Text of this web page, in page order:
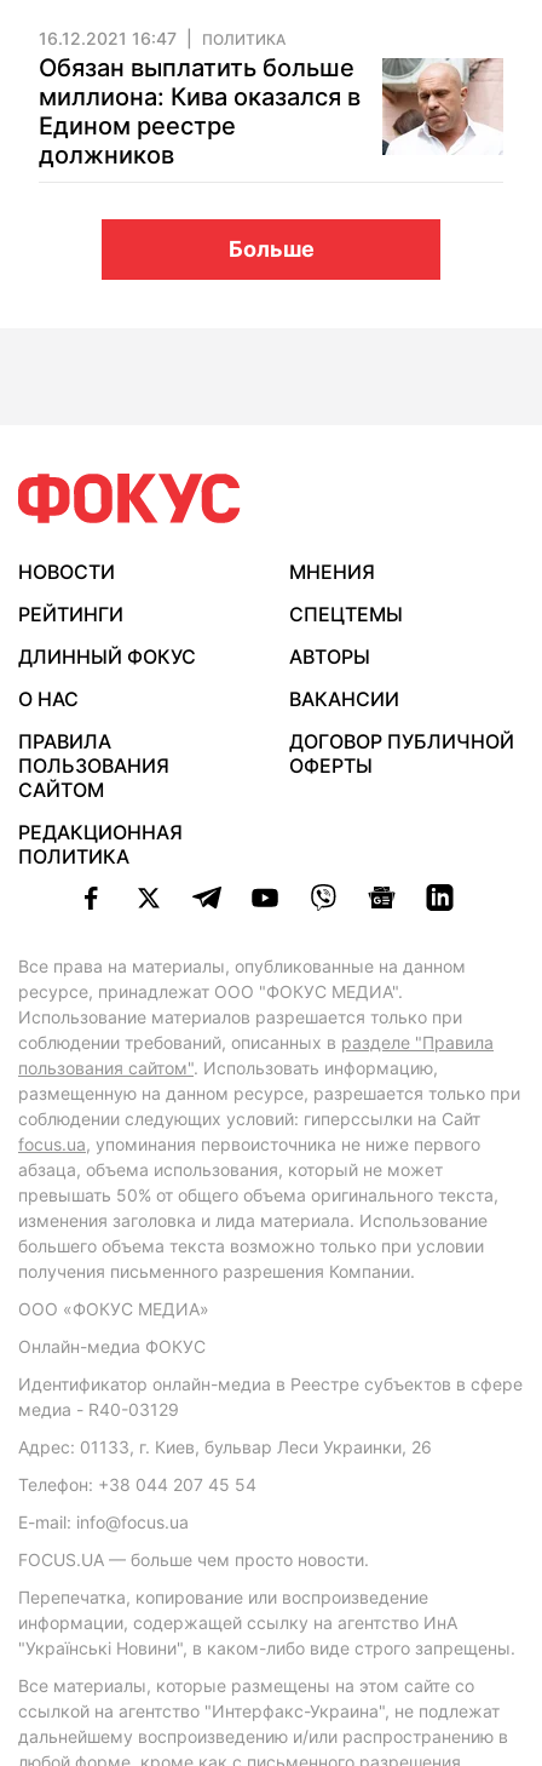
16.12.2021 16:47 ПОЛИТИКА
Обязан выплатить больше
миллиона: Кива оказался в
Едином реестре
должников
Больше
НОВОСТИ
МНЕНИЯ
РЕЙТИНГИ
СПЕЦТЕМЫ
ДЛИННЫЙ ФОКУС
АВТОРЫ
О НАС
ВАКАНСИИ
ПРАВИЛА
ПОЛЬЗОВАНИЯ
САЙТОМ
ДОГОВОР ПУБЛИЧНОЙ
ОФЕРТЫ
РЕДАКЦИОННАЯ
ПОЛИТИКА
Все права на материалы, опубликованные на данном
ресурсе, принадлежат ООО "ФОКУС МЕДИА".
Использование материалов разрешается только при
соблюдении требований, описанных в разделе "Правила
пользования сайтом". Использовать информацию,
размещенную на данном ресурсе, разрешается только при
соблюдении следующих условий: гиперссылки на Сайт
focus.ua, упоминания первоисточника не ниже первого
абзаца, объема использования, который не может
превышать 50% от общего объема оригинального текста,
изменения заголовка и лида материала. Использование
большего объема текста возможно только при условии
получения письменного разрешения Компании.
ООО «ФОКУС МЕДИА»
Онлайн-медиа ФОКУС
Идентификатор онлайн-медиа в Реестре субъектов в сфере
медиа - R40-03129
Адрес: 01133, г. Киев, бульвар Леси Украинки, 26
Телефон: +38 044 207 45 54
E-mail: info@focus.ua
FOCUS.UA — больше чем просто новости.
Перепечатка, копирование или воспроизведение
информации, содержащей ссылку на агентство ИнА
"Українські Новини", в каком-либо виде строго запрещены.
Все материалы, которые размещены на этом сайте со
ссылкой на агентство "Интерфакс-Украина", не подлежат
дальнейшему воспроизведению и/или распространению в
любой форме, кроме как с письменного разрешения